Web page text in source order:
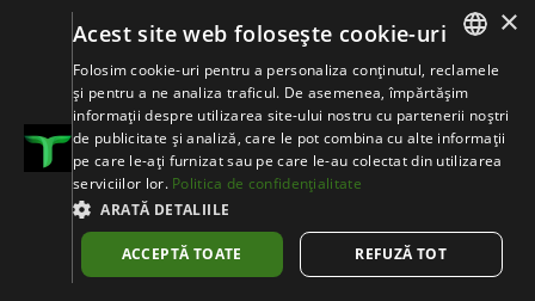
ROMANIAN
日本語
ENGLISH
POLSZCZYZNA
×
Acest site web folosește cookie-uri
Folosim cookie-uri pentru a personaliza conținutul, reclamele
și pentru a ne analiza traficul. De asemenea, împărtășim
informații despre utilizarea site-ului nostru cu partenerii noștri
de publicitate și analiză, care le pot combina cu alte informații
pe care le-ați furnizat sau pe care le-au colectat din utilizarea
serviciilor lor. Politica de confidențialitate
ARATĂ DETALIILE
ACCEPTĂ TOATE REFUZĂ TOT